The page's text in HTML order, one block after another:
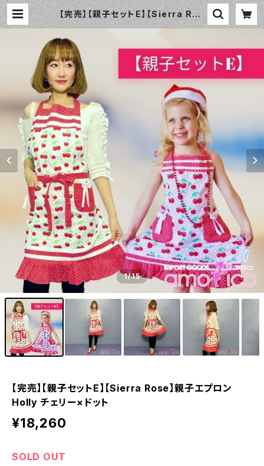
【完売】【親子セットE】【Sierra Ros
e】親子エプロン Holly チェリー×ド
orico（アモリコ）☆インポートエプロ
ン専門店
1/15
【完売】【親子セットE】【Sierra Rose】親子エプロン
Holly チェリー×ドット
¥18,260
SOLD OUT